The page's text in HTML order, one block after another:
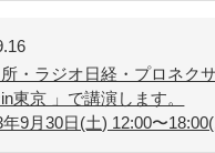
・ラジオ日経・プロネク
東京 」で講演します。
9月30日(土) 12:00〜